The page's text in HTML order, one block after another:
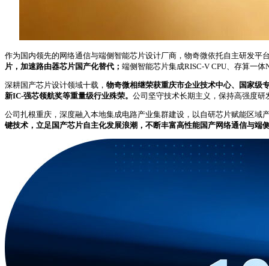
作为国内领先的网络通信与端侧智能芯片设计厂商，物奇微依托自主研发平
片，加速路由器芯片国产化替代； 端侧智能芯片集成RISC-V CPU、存算一
深耕国产芯片设计领域十载， 物奇微相继荣获重庆市企业技术中心、国家级
新IC-强芯领航奖等重量级行业殊荣。 公司坚守技术长期主义，保持高强度
公司扎根重庆，深度融入本地集成电路产业集群建设，以自研芯片赋能区
键技术，立足国产芯片自主化发展浪潮，不断丰富高性能国产网络通信与端